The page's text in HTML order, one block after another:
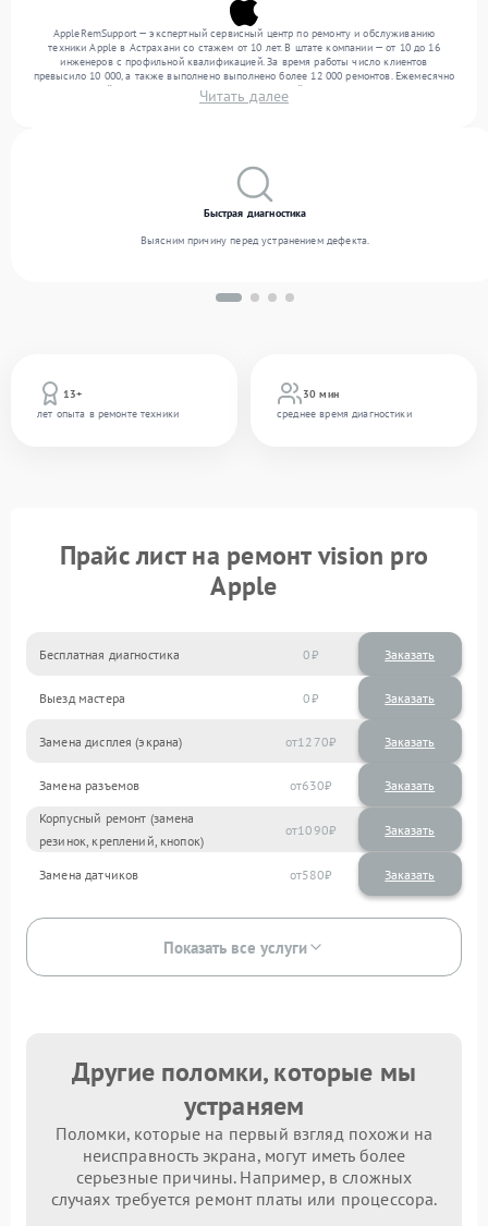
AppleRemSupport — экспертный сервисный центр по ремонту и обслуживанию
техники Apple в Астрахани со стажем от 10 лет. В штате компании — от 10 до 16
инженеров с профильной квалификацией. За время работы число клиентов
превысило 10 000, а также выполнено выполнено более 12 000 ремонтов. Ежемесячно
в сервисный центр поступает более 300 обращений, включая , , . Мы устраняем
поломки любой сложности и поддерживаем высокий стандарт качества благодаря
Читать далее
13+
лет опыта в ремонте техники
30 мин
среднее время диагностики
Быстрая диагностика
Выясним причину перед устранением дефекта.
Прайс лист на ремонт vision pro
Apple
Бесплатная диагностика 0 Заказать
Выезд мастера 0 Заказать
Замена дисплея (экрана) 1270
Замена разъемов 630
Корпусный ремонт (замена
резинок, креплений, кнопок)
1090
Замена датчиков 580
Показать все услуги
Другие поломки, которые мы
устраняем
Поломки, которые на первый взгляд похожи на
неисправность экрана, могут иметь более
серьезные причины. Например, в сложных
случаях требуется ремонт платы или процессора.